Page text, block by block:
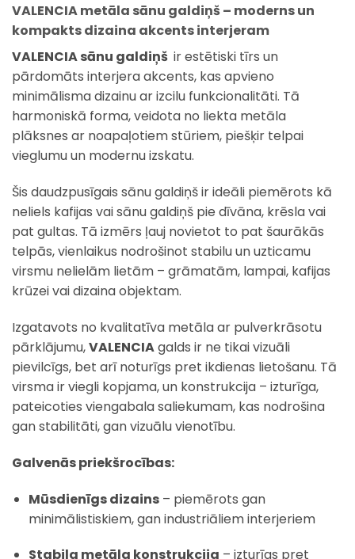
VALENCIA metāla sānu galdiņš – moderns un
kompakts dizaina akcents interjeram
VALENCIA sānu galdiņš ir estētiski tīrs un
pārdomāts interjera akcents, kas apvieno
minimālisma dizainu ar izcilu funkcionalitāti. Tā
harmoniskā forma, veidota no liekta metāla
plāksnes ar noapaļotiem stūriem, piešķir telpai
vieglumu un modernu izskatu.
Šis daudzpusīgais sānu galdiņš ir ideāli piemērots kā
neliels kafijas vai sānu galdiņš pie dīvāna, krēsla vai
pat gultas. Tā izmērs ļauj novietot to pat šaurākās
telpās, vienlaikus nodrošinot stabilu un uzticamu
virsmu nelielām lietām – grāmatām, lampai, kafijas
krūzei vai dizaina objektam.
Izgatavots no kvalitatīva metāla ar pulverkrāsotu
pārklājumu,VALENCIAgalds ir ne tikai vizuāli
pievilcīgs, bet arī noturīgs pret ikdienas lietošanu. Tā
virsma ir viegli kopjama, un konstrukcija – izturīga,
pateicoties viengabala saliekumam, kas nodrošina
gan stabilitāti, gan vizuālu vienotību.
Galvenās priekšrocības:
Mūsdienīgs dizains– piemērots gan
minimālistiskiem, gan industriāliem interjeriem
Stabila metāla konstrukcija – izturīgs pret